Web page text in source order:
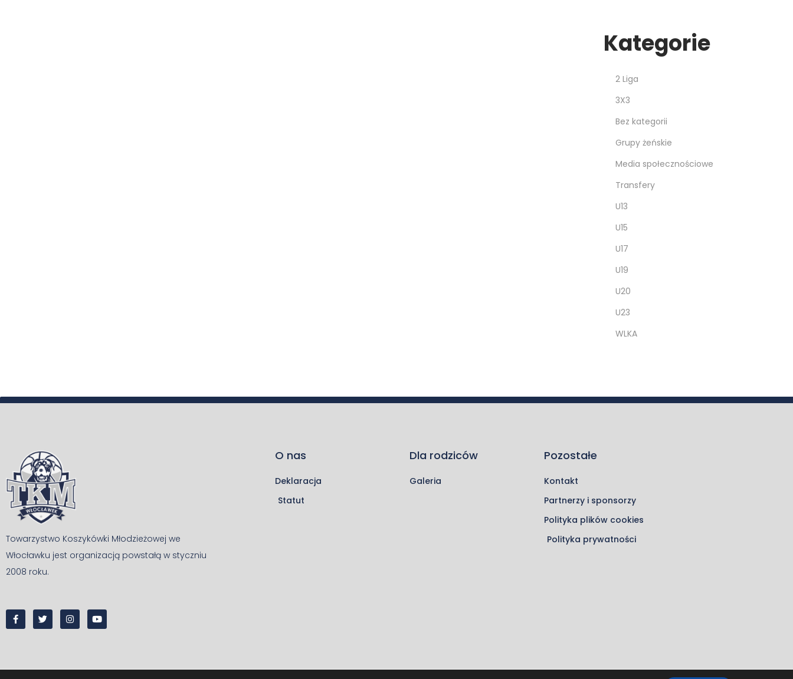
Kategorie
2 Liga
3X3
Bez kategorii
Grupy żeńskie
Media społecznościowe
Transfery
U13
U15
U17
U19
U20
U23
WLKA
Towarzystwo Koszykówki Młodzieżowej we
Włocławku jest organizacją powstałą w styczniu
2008 roku.
O nas
Deklaracja
Statut
Dla rodziców
Galeria
Pozostałe
Kontakt
Partnerzy i sponsorzy
Polityka plików cookies
Polityka prywatności